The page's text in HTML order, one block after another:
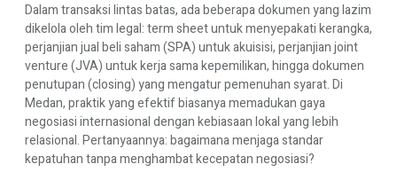
Dalam transaksi lintas batas, ada beberapa dokumen yang lazim
dikelola oleh tim legal: term sheet untuk menyepakati kerangka,
perjanjian jual beli saham (SPA) untuk akuisisi, perjanjian joint
venture (JVA) untuk kerja sama kepemilikan, hingga dokumen
penutupan (closing) yang mengatur pemenuhan syarat. Di
Medan, praktik yang efektif biasanya memadukan gaya
negosiasi internasional dengan kebiasaan lokal yang lebih
relasional. Pertanyaannya: bagaimana menjaga standar
kepatuhan tanpa menghambat kecepatan negosiasi?